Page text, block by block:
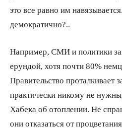
это все равно им
демократично?..
Например, СМИ и политики
ерундой, хотя почти 80%
Правительство проталкивает
практически никому не
Хабека об отоплении. Не
они отказаться от